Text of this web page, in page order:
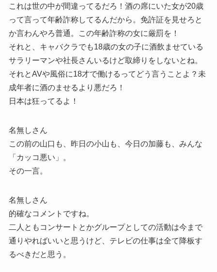
これは世の中が間違ってるだろ！酒の席にいた女が20歳
って言って年齢詐称してるんだから。免許証を見せろと
か言わんやろ普通。この年齢詐称の女に厳罰を！
それと、キャバクラでも18歳の女の子に酒飲ませている
サラリーマンや社長さんいるけど取締りをしないとね。
それとAVや風俗に18才で働けるってどう言うことよ？未
成年者に酒のませるより悪だろ！
日本は狂ってるよ！
名無しさん
この前の山口も、昨日の小山も、今日の加藤も、みんな
「カッコ悪い」。
その一言。
名無しさん
的確なコメントですね。
二人ともコンサートとかグループとしての活動は今まで
通りやればいいと思うけど、テレビの仕事は全て降板す
るべきだと思う。